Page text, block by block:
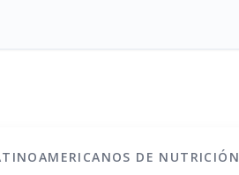
DE NUTRICIÓN